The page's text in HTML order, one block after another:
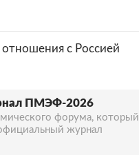
отношения с Россией
ПМЭФ-2026
форума, который
журнал